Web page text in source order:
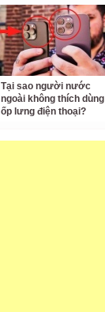
Tại sao người nước
ngoài không thích dùng
ốp lưng điện thoại?